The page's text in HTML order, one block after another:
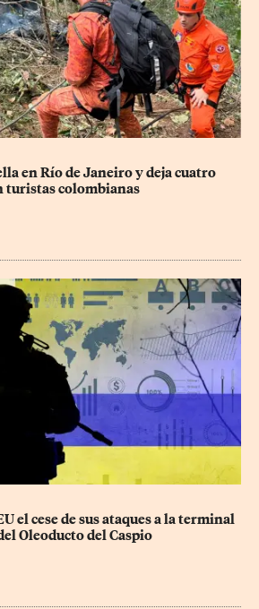
en Río de Janeiro y deja cuatro
turistas colombianas
el cese de sus ataques a la terminal
Oleoducto del Caspio